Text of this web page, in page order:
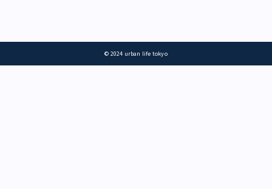
© 2024 urban life tokyo